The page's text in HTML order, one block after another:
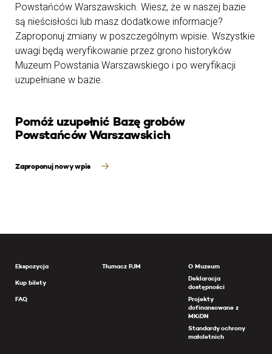
Powstańców Warszawskich. Wiesz, że w naszej bazie
są nieścisłości lub masz dodatkowe informacje?
Zaproponuj zmiany w poszczególnym wpisie. Wszystkie
uwagi będą weryfikowanie przez grono historyków
Muzeum Powstania Warszawskiego i po weryfikacji
uzupełniane w bazie.
Pomóż uzupełnić Bazę grobów
Powstańców Warszawskich
Zaproponuj nowy wpis
Ekspozycja
Kup bilety
FAQ
Tłumacz PJM
O Muzeum
Deklaracja
dostępności
Projekty
dofinansowane z
MKiDN
Standardy ochrony
małoletnich